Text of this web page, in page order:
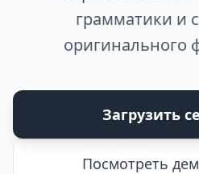
грамматики и
оригинального
Загрузить
Посмотреть